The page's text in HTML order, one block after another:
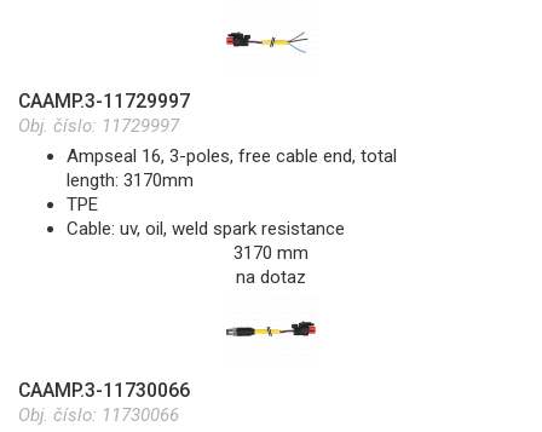
CAAMP.3-11729997
Obj. číslo: 11729997
Ampseal 16, 3-poles, free cable end, total
length: 3170mm
TPE
Cable: uv, oil, weld spark resistance
3170 mm
na dotaz
CAAMP.3-11730066
Obj. číslo: 11730066